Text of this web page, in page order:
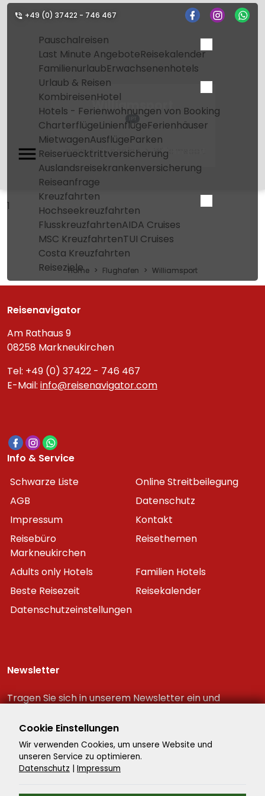
+49 (0) 37422 - 746 467
Pauschalreisen
Last Minute AngeboteReisekalender
FamilienurlaubErwachsenenhotels
Urlaub & Reisen
KombireisenHotel
Hotels - Ferienwohnungen von Booking
CharterflügeLinienflügeFerienhäuser
MietwagenAusflügeParken
Reiseruecktrittversicherung
Auslandsreisekrankenversicherung
Reiseanfrage
Kreuzfahrten
Hochseekreuzfahrten
FlusskreuzfahrtenAIDA Cruises
MSC KreuzfahrtenTUI Cruises
Costa Kreuzfahrten
Reiseziele
Williamsport
IPT
Home Flughafen Williamsport
1
Home Flughafen Williamsport
Reisenavigator
Am Rathaus 9
08258 Markneukirchen
Tel: +49 (0) 37422 - 746 467
E-Mail: info@reisenavigator.com
Info & Service
Schwarze Liste
Online Streitbeilegung
AGB
Datenschutz
Impressum
Kontakt
Reisebüro
Markneukirchen
Reisethemen
Adults only Hotels
Familien Hotels
Beste Reisezeit
Reisekalender
Datenschutzeinstellungen
Newsletter
Tragen Sie sich in unserem Newsletter ein und
Reiseschnäppchen!
Cookie Einstellungen
Wir verwenden Cookies, um unsere Website und
unseren Service zu optimieren.
Datenschutz | Impressum